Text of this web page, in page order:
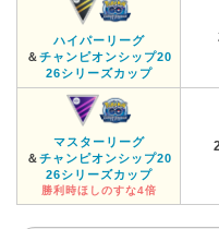
ハイパーリーグ
＆ チャンピオンシップ20
26シリーズカップ
マスターリーグ
＆ チャンピオンシップ20
26シリーズカップ
勝利時ほしのすな4倍